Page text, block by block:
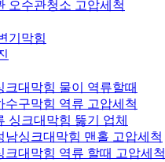
오수관청소 고압세척
기막힘
대막힘 물이 역류할때
수구막힘 역류 고압세척
싱크대막힘 뚫기 업체
남싱크대막힘 맨홀 고압세척
크대막힘 역류 할때 고압세척